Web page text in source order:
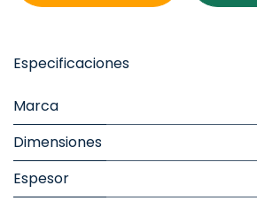
Especificaciones
Marca
Dimensiones
Espesor